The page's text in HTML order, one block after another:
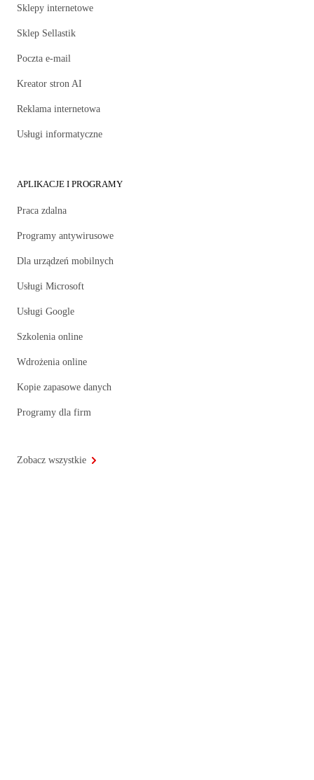
Sklepy internetowe
Sklep Sellastik
Poczta e-mail
Kreator stron AI
Reklama internetowa
Usługi informatyczne
APLIKACJE I PROGRAMY
Praca zdalna
Programy antywirusowe
Dla urządzeń mobilnych
Usługi Microsoft
Usługi Google
Szkolenia online
Wdrożenia online
Kopie zapasowe danych
Programy dla firm
Zobacz wszystkie